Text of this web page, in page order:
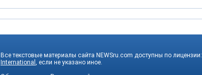
Все текстовые материалы сайта NEWSru.com доступны по лицензии:
International
, если не указано иное.